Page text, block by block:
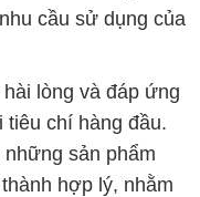
cầu sử dụng của
lòng và đáp ứng
tiêu chí hàng đầu.
sản phẩm
hợp lý, nhằm